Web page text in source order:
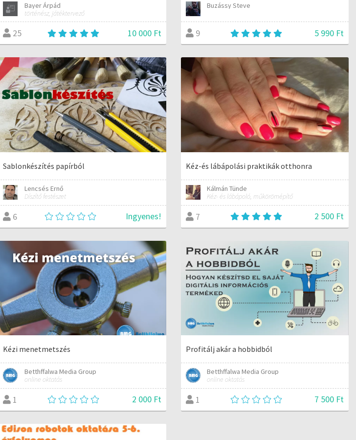
Bayer Árpád
történész, játéktervező
25 10 000 Ft
Buzássy Steve
9 5 990 Ft
Sablonkészítés papírból
Lencsés Ernő
Díszítő festészet
6 Ingyenes!
Kéz-és lábápolási praktikák otthonra
Kálmán Tünde
Kéz- és lábápoló, műkörömépítő
7 2 500 Ft
Kézi menetmetszés
Betthffalwa Media Group
online oktatás
1 2 000 Ft
Profitálj akár a hobbidból
Betthffalwa Media Group
online oktatás
1 7 500 Ft